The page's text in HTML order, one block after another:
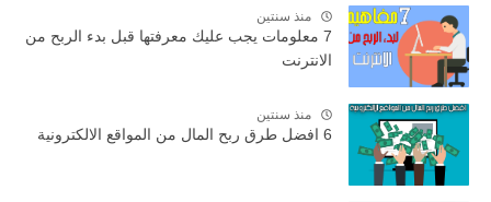
منذ سنتين
7 معلومات يجب عليك معرفتها قبل بدء الربح من
الانترنت
منذ سنتين
6 افضل طرق ربح المال من المواقع الالكترونية